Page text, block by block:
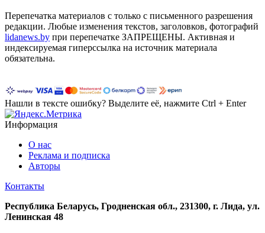
Перепечатка материалов c только с письменного разрешения
редакции. Любые изменения текстов, заголовков, фотографий
lidanews.by при перепечатке ЗАПРЕЩЕНЫ. Активная и
индексируемая гиперссылка на источник материала
обязательна.
Нашли в тексте ошибку? Выделите её, нажмите Ctrl + Enter
Информация
О нас
Реклама и подписка
Авторы
Контакты
Республика Беларусь, Гродненская обл., 231300, г. Лида, ул.
Ленинская 48